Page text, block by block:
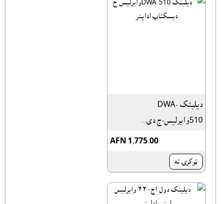
دیلینک DWA-
510وایرلیس-ج دی...
AFN 1,775.00
ټوکرۍ ته